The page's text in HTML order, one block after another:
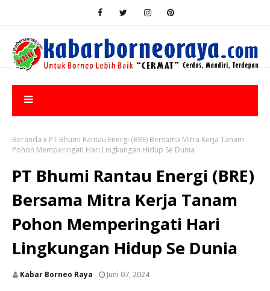
Beranda
PT Bhumi Rantau Energi (BRE) Bersama Mitra Kerja Tanam
Pohon Memperingati Hari Lingkungan Hidup Se Dunia
PT Bhumi Rantau Energi (BRE)
Bersama Mitra Kerja Tanam
Pohon Memperingati Hari
Lingkungan Hidup Se Dunia
Kabar Borneo Raya Juni 07, 2024